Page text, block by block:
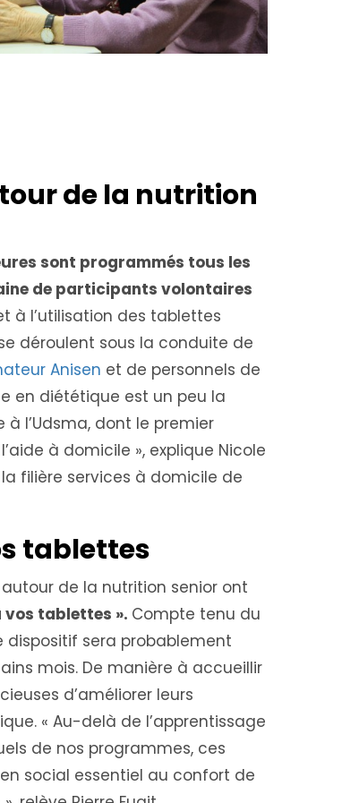
de la nutrition
sont programmés tous les
de participants volontaires
à l’utilisation des tablettes
déroulent sous la conduite de
Anisen et de personnels de
en diététique est un peu la
l’Udsma, dont le premier
à domicile », explique Nicole
filière services à domicile de
tablettes
de la nutrition senior ont
vos tablettes ». Compte tenu du
dispositif sera probablement
mois. De manière à accueillir
d’améliorer leurs
« Au-delà de l’apprentissage
de nos programmes, ces
social essentiel au confort de